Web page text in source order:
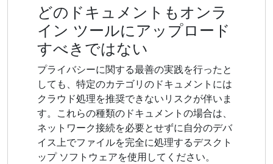
どのドキュメントもオンラ
イン ツールにアップロード
すべきではない
プライバシーに関する最善の実践を行ったと
しても、特定のカテゴリのドキュメントには
クラウド処理を推奨できないリスクが伴いま
す。これらの種類のドキュメントの場合は、
ネットワーク接続を必要とせずに自分のデバ
イス上でファイルを完全に処理するデスクト
ップ ソフトウェアを使用してください。